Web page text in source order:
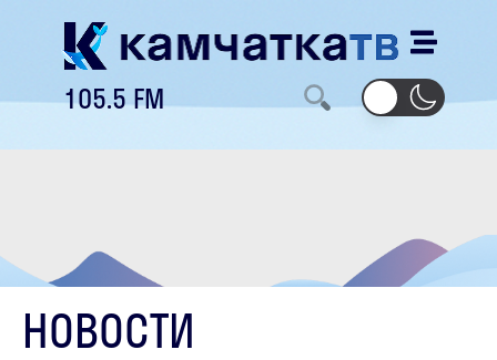
105.5 FM
НОВОСТИ